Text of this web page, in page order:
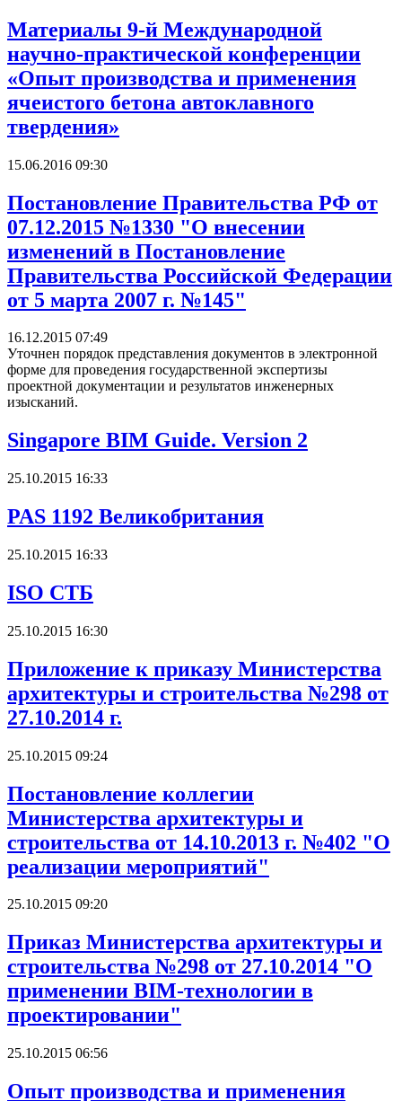
Материалы 9-й Международной
научно-практической конференции
«Опыт производства и применения
ячеистого бетона автоклавного
твердения»
15.06.2016 09:30
Постановление Правительства РФ от
07.12.2015 №1330 "О внесении
изменений в Постановление
Правительства Российской Федерации
от 5 марта 2007 г. №145"
16.12.2015 07:49
Уточнен порядок представления документов в электронной
форме для проведения государственной экспертизы
проектной документации и результатов инженерных
изысканий.
Singapore BIM Guide. Version 2
25.10.2015 16:33
PAS 1192 Великобритания
25.10.2015 16:33
ISO СТБ
25.10.2015 16:30
Приложение к приказу Министерства
архитектуры и строительства №298 от
27.10.2014 г.
25.10.2015 09:24
Постановление коллегии
Министерства архитектуры и
строительства от 14.10.2013 г. №402 "О
реализации мероприятий"
25.10.2015 09:20
Приказ Министерства архитектуры и
строительства №298 от 27.10.2014 "О
применении BIM-технологии в
проектировании"
25.10.2015 06:56
Опыт производства и применения